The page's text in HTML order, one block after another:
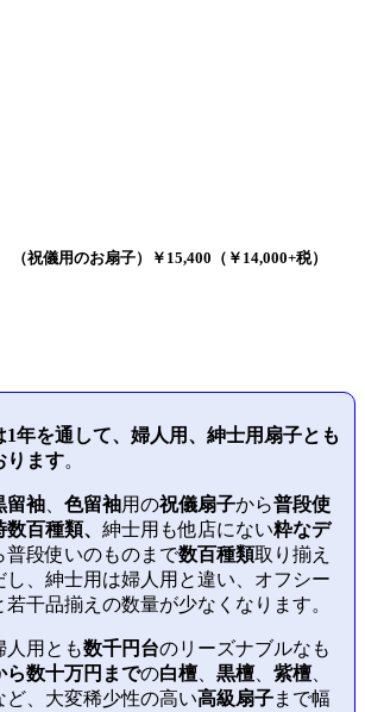
祝儀用のお扇子）￥15,400（￥14,000+税）
1年を通して、婦人用、紳士用扇子とも
ります。
留袖、 色留袖用の祝儀扇子から普段使
数百種類、 紳士用も他店にない粋なデ
普段使いのものまで数百種類取り揃え
し、紳士用は婦人用と違い、オフシー
干品揃えの数量が少なくなります。
人用とも数千円台のリーズナブルなも
ら数十万円までの白檀、 黒檀、 紫檀、
ど、大変稀少性の高い高級扇子まで幅